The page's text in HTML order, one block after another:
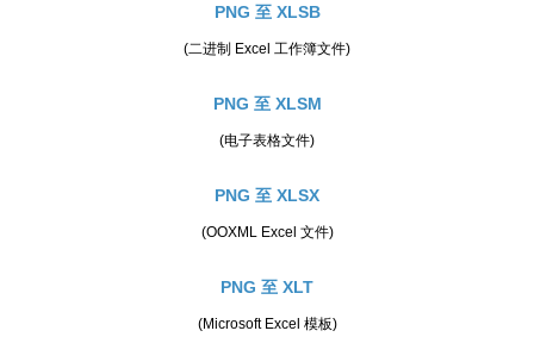
PNG 至 XLSB
(二进制 Excel 工作簿文件)
PNG 至 XLSM
(电子表格文件)
PNG 至 XLSX
(OOXML Excel 文件)
PNG 至 XLT
(Microsoft Excel 模板)